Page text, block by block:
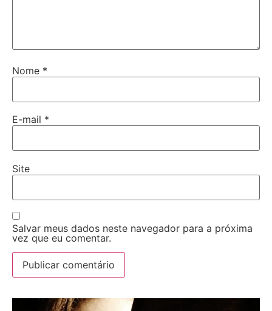
Nome *
E-mail *
Site
Salvar meus dados neste navegador para a próxima
vez que eu comentar.